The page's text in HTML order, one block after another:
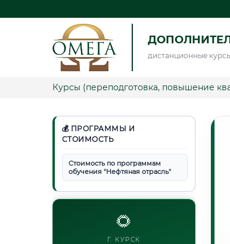
дистанционные
Курсы (переподготовка, повышение
💰 ПРОГРАММЫ И
СТОИМОСТЬ
Стоимость по программам
обучения "Нефтяная отрасль"
🌻
Г. КУРСК